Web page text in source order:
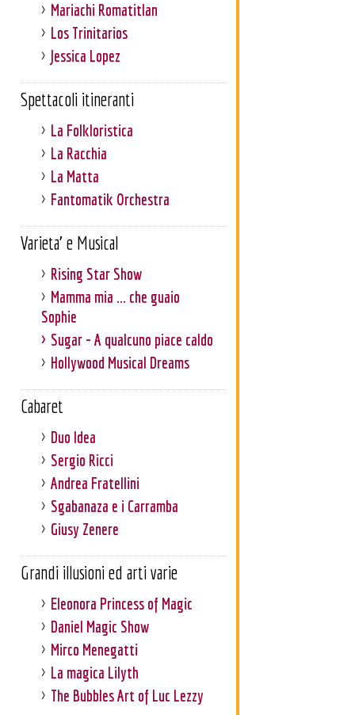
Mariachi Romatitlan
Los Trinitarios
Jessica Lopez
Spettacoli itineranti
La Folkloristica
La Racchia
La Matta
Fantomatik Orchestra
Varieta' e Musical
Rising Star Show
Mamma mia ... che guaio
Sophie
Sugar - A qualcuno piace caldo
Hollywood Musical Dreams
Cabaret
Duo Idea
Sergio Ricci
Andrea Fratellini
Sgabanaza e i Carramba
Giusy Zenere
Grandi illusioni ed arti varie
Eleonora Princess of Magic
Daniel Magic Show
Mirco Menegatti
La magica Lilyth
The Bubbles Art of Luc Lezzy